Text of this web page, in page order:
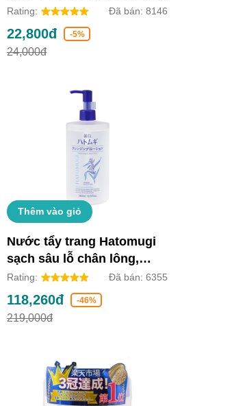
Rating: Đã bán: 8146
22,800đ -5%
24,000đ
Thêm vào giỏ
Nước tẩy trang Hatomugi
sạch sâu lỗ chân lông,
dưỡng ẩm và làm sáng da
(Chai 500ml)
Rating: Đã bán: 6355
118,260đ -46%
219,000đ